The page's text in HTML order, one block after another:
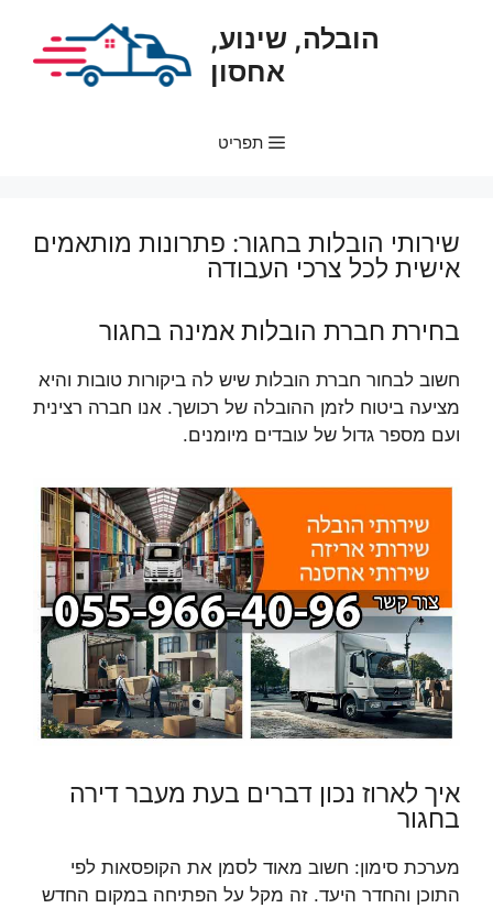
הובלה, שינוע,
אחסון
תפריט
שירותי הובלות בחגור: פתרונות מותאמים
אישית לכל צרכי העבודה
בחירת חברת הובלות אמינה בחגור
חשוב לבחור חברת הובלות שיש לה ביקורות טובות והיא
מציעה ביטוח לזמן ההובלה של רכושך. אנו חברה רצינית
ועם מספר גדול של עובדים מיומנים.
איך לארוז נכון דברים בעת מעבר דירה
בחגור
מערכת סימון: חשוב מאוד לסמן את הקופסאות לפי
התוכן והחדר היעד. זה מקל על הפתיחה במקום החדש